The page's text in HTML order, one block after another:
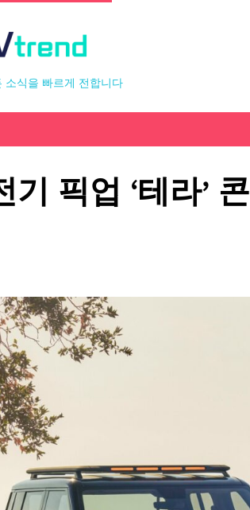
소식을 빠르게 전합니다
픽업 ‘테라’